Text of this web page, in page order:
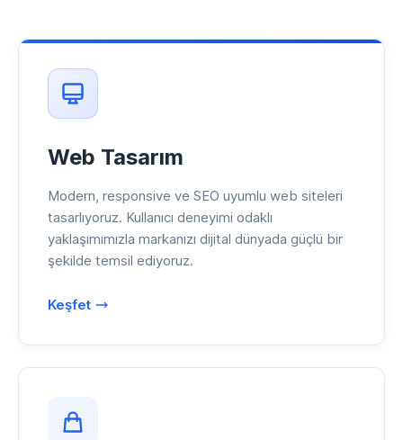
Web Tasarım
Modern, responsive ve SEO uyumlu web siteleri
tasarlıyoruz. Kullanıcı deneyimi odaklı
yaklaşımımızla markanızı dijital dünyada güçlü bir
şekilde temsil ediyoruz.
Keşfet